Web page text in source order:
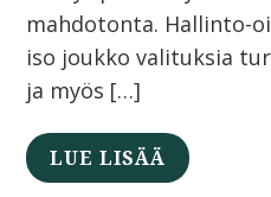
mahdotonta. Hallinto-
iso joukko valituksia
ja myös […]
LUE LISÄÄ